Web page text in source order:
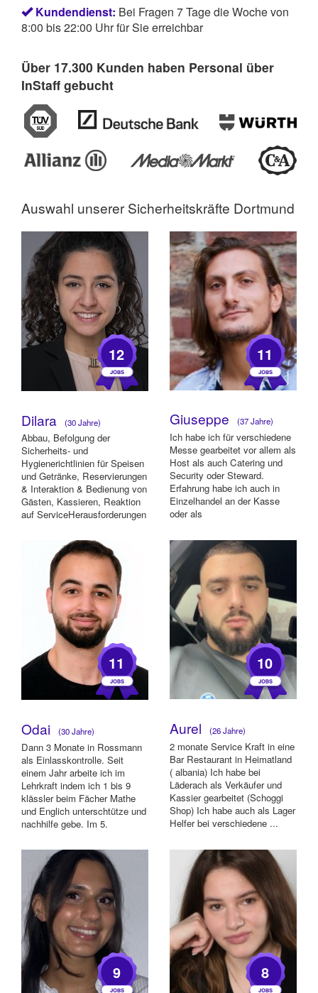
Kundendienst: Bei Fragen 7 Tage die Woche von
8:00 bis 22:00 Uhr für Sie erreichbar
Über 17.300 Kunden haben Personal über
InStaff gebucht
Auswahl unsererSicherheitskräfte Dortmund
12
Dilara (30 Jahre)
Abbau, Befolgung der
Sicherheits- und
Hygienerichtlinien für Speisen
und Getränke, Reservierungen
& Interaktion & Bedienung von
Gästen, Kassieren, Reaktion
auf ServiceHerausforderungen
11
Giuseppe (37 Jahre)
Ich habe ich für verschiedene
Messe gearbeitet vor allem als
Host als auch Catering und
Security oder Steward.
Erfahrung habe ich auch in
Einzelhandel an der Kasse
oder als
11
Odai (30 Jahre)
Dann 3 Monate in Rossmann
als Einlasskontrolle. Seit
einem Jahr arbeite ich im
Lehrkraft indem ich 1 bis 9
klässler beim Fächer Mathe
und Englich unterschtütze und
nachhilfe gebe. Im 5.
10
Aurel (26 Jahre)
2 monate Service Kraft in eine
Bar Restaurant in Heimatland
( albania) Ich habe bei
Läderach als Verkäufer und
Kassier gearbeitet (Schoggi
Shop) Ich habe auch als Lager
Helfer bei verschiedene ...
9 8